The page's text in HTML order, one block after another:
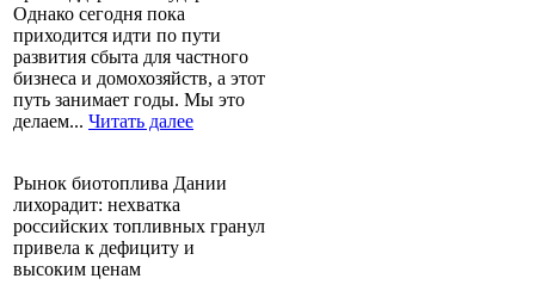
Однако сегодня пока
приходится идти по пути
развития сбыта для частного
бизнеса и домохозяйств, а этот
путь занимает годы. Мы это
делаем... Читать далее
Рынок биотоплива Дании
лихорадит: нехватка
российских топливных гранул
привела к дефициту и
высоким ценам